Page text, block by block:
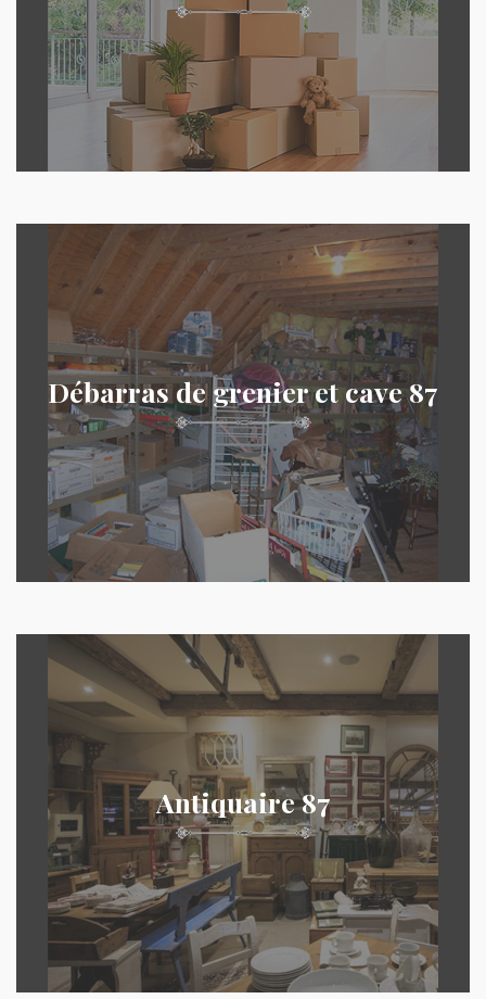
Débarras de grenier et cave 87
Antiquaire 87